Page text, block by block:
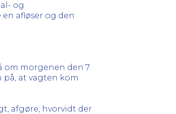
og
afløser og den
om morgenen den 7.
på, at vagten kom
afgøre, hvorvidt der